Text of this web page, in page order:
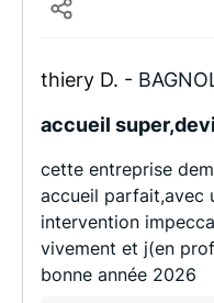
thiery D. -
accueil
cette entreprise
accueil parfait,avec
intervention
vivement et j(en
bonne année 2026